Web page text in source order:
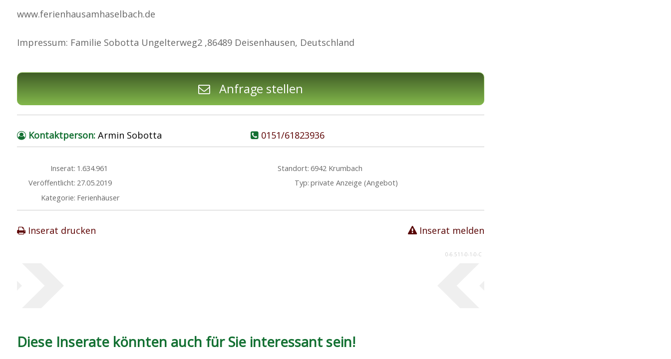
www.ferienhausamhaselbach.de
Impressum: Familie Sobotta Ungelterweg2 ,86489 Deisenhausen, Deutschland
Anfrage stellen
Kontaktperson:Armin Sobotta 0151/61823936
Inserat: 1.634.961
Veröffentlicht: 27.05.2019
Kategorie: Ferienhäuser
Standort: 6942 Krumbach
Typ: private Anzeige (Angebot)
Inserat drucken Inserat melden
0-6.511-0-1-0-C
Diese Inserate könnten auch für Sie interessant sein!